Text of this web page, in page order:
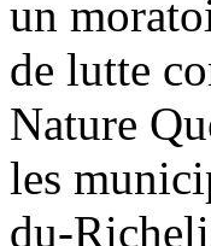
un
de lutte
Nature
les
du-